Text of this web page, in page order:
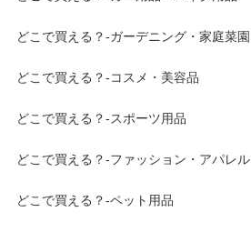
どこで買える？-ガーデニング・家庭菜園
どこで買える？-コスメ・美容品
どこで買える？-スポーツ用品
どこで買える？-ファッション・アパレル
どこで買える？-ペット用品